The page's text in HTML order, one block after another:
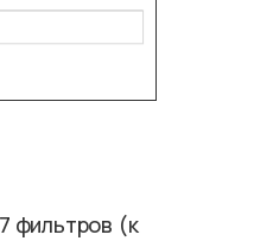
фильтров (к